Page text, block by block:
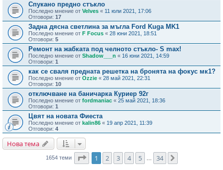
Спукано предно стъкло
Последно мнение от Velves « 11 юли 2021, 17:06
Отговори: 17
Задна дясна светлина за мъгла Ford Kuga MK1
Последно мнение от F Focus « 28 юни 2021, 18:51
Отговори: 5
Ремонт на жабката под челното стъкло- S max!
Последно мнение от Shadow___n « 16 юни 2021, 14:59
Отговори: 1
как се сваля предната решетка на бронята на фокус мк1?
Последно мнение от Ozzie « 28 май 2021, 22:31
Отговори: 10
отключване на баничарка Куриер 92г
Последно мнение от fordmaniac « 25 май 2021, 18:36
Отговори: 1
Цвят на новата Фиеста
Последно мнение от kalin86 « 19 апр 2021, 11:39
Отговори: 4
Нова тема
1654 теми Страница1 от
1 2 3 4 5 34